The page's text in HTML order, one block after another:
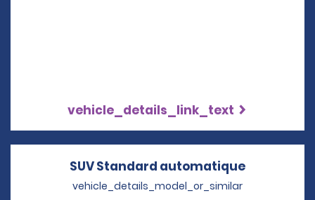
vehicle_details_link_text
SUV Standard automatique
vehicle_details_model_or_similar